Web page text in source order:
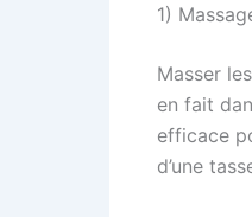
1)
Masser
en fait
efficace
d’une